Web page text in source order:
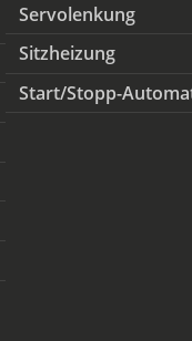
Servolenkung
Sitzheizung
Start/Stopp-